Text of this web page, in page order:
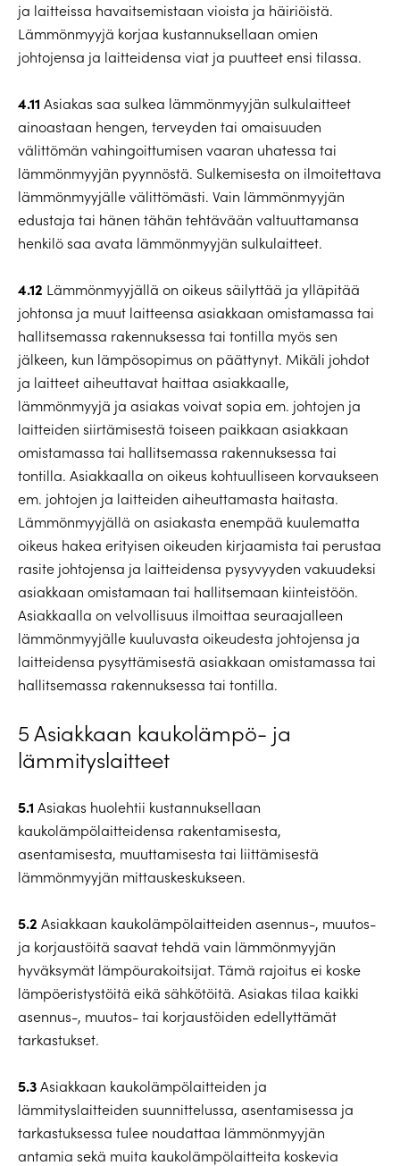
ja laitteissa havaitsemistaan vioista ja häiriöistä.
Lämmönmyyjä korjaa kustannuksellaan omien
johtojensa ja laitteidensa viat ja puutteet ensi tilassa.
4.11 Asiakas saa sulkea lämmönmyyjän sulkulaitteet
ainoastaan hengen, terveyden tai omaisuuden
välittömän vahingoittumisen vaaran uhatessa tai
lämmönmyyjän pyynnöstä. Sulkemisesta on ilmoitettava
lämmönmyyjälle välittömästi. Vain lämmönmyyjän
edustaja tai hänen tähän tehtävään valtuuttamansa
henkilö saa avata lämmönmyyjän sulkulaitteet.
4.12 Lämmönmyyjällä on oikeus säilyttää ja ylläpitää
johtonsa ja muut laitteensa asiakkaan omistamassa tai
hallitsemassa rakennuksessa tai tontilla myös sen
jälkeen, kun lämpösopimus on päättynyt. Mikäli johdot
ja laitteet aiheuttavat haittaa asiakkaalle,
lämmönmyyjä ja asiakas voivat sopia em. johtojen ja
laitteiden siirtämisestä toiseen paikkaan asiakkaan
omistamassa tai hallitsemassa rakennuksessa tai
tontilla. Asiakkaalla on oikeus kohtuulliseen korvaukseen
em. johtojen ja laitteiden aiheuttamasta haitasta.
Lämmönmyyjällä on asiakasta enempää kuulematta
oikeus hakea erityisen oikeuden kirjaamista tai perustaa
rasite johtojensa ja laitteidensa pysyvyyden vakuudeksi
asiakkaan omistamaan tai hallitsemaan kiinteistöön.
Asiakkaalla on velvollisuus ilmoittaa seuraajalleen
lämmönmyyjälle kuuluvasta oikeudesta johtojensa ja
laitteidensa pysyttämisestä asiakkaan omistamassa tai
hallitsemassa rakennuksessa tai tontilla.
5 Asiakkaan kaukolämpö- ja
lämmityslaitteet
5.1 Asiakas huolehtii kustannuksellaan
kaukolämpölaitteidensa rakentamisesta,
asentamisesta, muuttamisesta tai liittämisestä
lämmönmyyjän mittauskeskukseen.
5.2 Asiakkaan kaukolämpölaitteiden asennus-, muutos-
ja korjaustöitä saavat tehdä vain lämmönmyyjän
hyväksymät lämpöurakoitsijat. Tämä rajoitus ei koske
lämpöeristystöitä eikä sähkötöitä. Asiakas tilaa kaikki
asennus-, muutos- tai korjaustöiden edellyttämät
tarkastukset.
5.3Asiakkaan kaukolämpölaitteiden ja
lämmityslaitteiden suunnittelussa, asentamisessa ja
tarkastuksessa tulee noudattaa lämmönmyyjän
antamia sekä muita kaukolämpölaitteita koskevia